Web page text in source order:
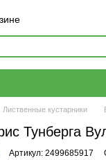
Лиственные кустарники
Тунберга
Артикул: 2499685917